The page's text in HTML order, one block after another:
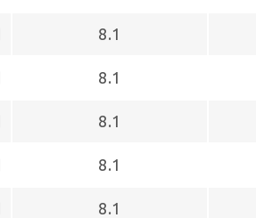
8.1
8.1
8.1
8.1
8.1